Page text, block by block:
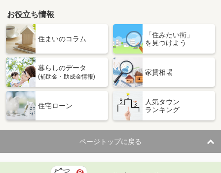
お役立ち情報
住まいのコラム
「住みたい街」
を見つけよう
暮らしのデータ
(補助金・助成金情報)
家賃相場
住宅ローン
人気タウン
ランキング
ページトップに戻る